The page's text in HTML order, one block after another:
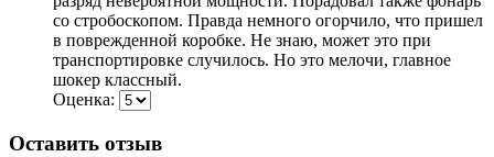
со стробоскопом. Правда немного огорчило, что пришел
в поврежденной коробке. Не знаю, может это при
транспортировке случилось. Но это мелочи, главное
шокер классный.
Оценка:
Оставить отзыв